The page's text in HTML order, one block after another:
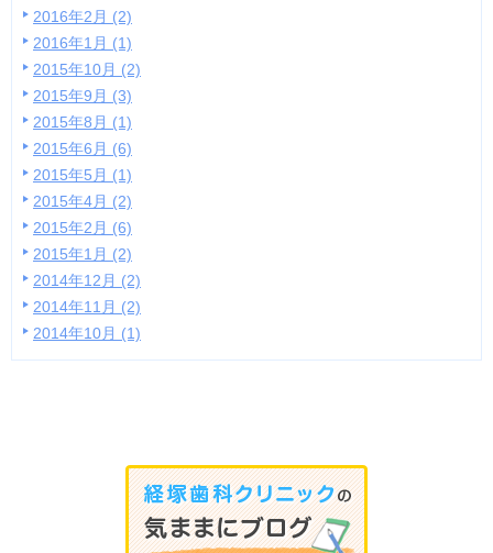
2016年2月 (2)
2016年1月 (1)
2015年10月 (2)
2015年9月 (3)
2015年8月 (1)
2015年6月 (6)
2015年5月 (1)
2015年4月 (2)
2015年2月 (6)
2015年1月 (2)
2014年12月 (2)
2014年11月 (2)
2014年10月 (1)